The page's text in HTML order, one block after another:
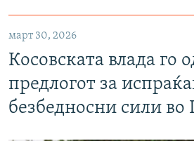
март 30, 2026
Косовската влада го
предлогот за
безбедносни сили во